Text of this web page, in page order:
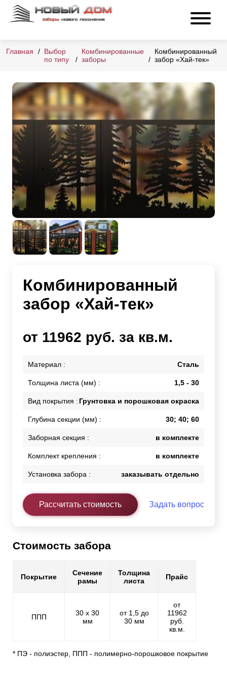
Главная
Выбор
по типу
Комбинированные
заборы
Комбинированный
забор «Хай-тек»
Комбинированный
забор «Хай-тек»
от 11962 руб. за кв.м.
Материал : Сталь
Толщина листа (мм) : 1,5 - 30
Вид покрытия : Грунтовка и порошковая окраска
Глубина секции (мм) : 30; 40; 60
Заборная секция : в комплекте
Комплект крепления : в комплекте
Установка забора : заказывать отдельно
Рассчитать стоимость Задать вопрос
Стоимость забора
Покрытие
Сечение
рамы
Толщина
листа
Прайс
ППП
30 х 30
мм
от 1,5 до
30 мм
от
11962
руб.
кв.м.
* ПЭ - полиэстер, ППП - полимерно-порошковое покрытие